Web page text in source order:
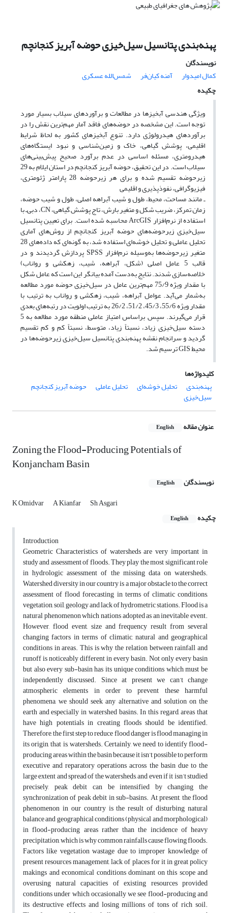
پهنه‌بندی پتانسیل سیل‌خیزی حوضه آبریز کنجانچم
نویسندگان
کمال امیدوار
آمنه کیان‌فر
شمس‌الله عسکری
چکیده
ویژگی‌ هندسی آبخیزها در مطالعات و برآوردهای سیلاب بسیار مورد
توجه است. این مشخصه در حوضه‌های فاقد آمار مهم‌ترین نقش را در
برآوردهای هیدرولوژی دارد. تنوع آبخیزهای کشور به لحاظ شرایط
اقلیمی، پوشش گیاهی، خاک و زمین‌شناسی و نبود ایستگاه‌های
هیدرومتری، مسئله اساسی در عدم برآورد صحیح پیش‌بینی‌های
سیلاب است. در این تحقیق، حوضه آبریز کنجانچم در استان ایلام به 29
زیرحوضه تقسیم شده و برای هر زیرحوضه 28 پارامتر ژئومتری،
فیزیوگرافی، نفوذپذیری و اقلیمی
ـ مانند مساحت، محیط، طول و شیب آبراهه اصلی، طول و شیب حوضه،
زمان تمرکز، ضریب شکل و متغیر بارش، تاج پوشش گیاهی، CN، دبی‌ـ با
استفاده از نرم‌افزار ArcGIS محاسبه شده است. برای تعیین پتانسیل
سیل‌خیزی زیرحوضه‌های حوضه آبریز کنجانچم از روش‌های آماری
تحلیل عاملی و تحلیل خوشه‌ای استفاده شد، به گونه‌ای که داده‌های 28
متغیر زیرحوضه‌‌ها به‌وسیله نرم‌افزار SPSS پردازش گردیدند و در
قالب 5 عامل اصلی (شکل، آبراهه، شیب، زهکشی و رواناب)
خلاصه‌سازی شدند. نتایج به‌دست آمده بیانگر این است که عامل شکل
با مقدار ویژه 75/9 مهم‌ترین عامل در سیل‌خیزی حوضه مورد مطالعه
به‌شمار می‌آید. عوامل آبراهه، شیب، زهکشی و رواناب به ترتیب با
مقدار ویژه 55/6، 45/3، 51/2، 26/2 به ترتیب اولویت در رتبه‌های بعدی
قرار می‌گیرند. سپس براساس امتیاز عاملی منطقه مورد مطالعه به 5
دسته سیل‌خیزی زیاد، نسبتاً زیاد، متوسط، نسبتاً کم و کم‌ تقسیم
‌گردید و سرانجام نقشه پهنه‌بندی پتانسیل سیل‌خیزی زیرحوضه‌ها در
محیط GIS ترسیم شد.
کلیدواژه‌ها
پهنه‌بندی
تحلیل خوشه‌ای تحلیل عاملی حوضه آبریز کنجانچم
سیل‌خیزی
عنوان مقاله English
Zoning the Flood-Producing Potentials of
Konjancham Basin
نویسندگان English
K Omidvar A Kianfar
Sh Asgari
چکیده
English
Introduction
Geometric Characteristics of watersheds are very important in
study and assessment of floods. They play the most significant role
in hydrologic assessment of the missing data on watersheds.
Watershed diversity in our country is a major obstacle to the correct
assessment of flood forecasting in terms of climatic conditions,
vegetation, soil, geology and lack of hydrometric stations. Flood is a
natural phenomenon which nations adopted as an inevitable event.
However, flood event, size and frequency result from several
changing factors in terms of climatic, natural and geographical
conditions in areas. This is why the relation between rainfall and
runoff is noticeably different in every basin. Not only every basin
but also every sub-basin has its unique conditions which must be
independently discussed. Since at present we can’t change
atmospheric elements in order to prevent these harmful
phenomena, we should seek any alternative and solution on the
earth and especially in watershed basins. In this regard, areas that
have high potentials in creating floods should be identified.
Therefore, the first step to reduce flood danger is flood managing in
its origin, that is, watersheds. Certainly, we need to identify flood-
producing areas within the basin because it isn’t possible to perform
executive and reparatory operations across the basin due to the
large extent and spread of the watersheds, and even if it isn’t studied
precisely, peak debit can be intensified by changing the
synchronization of peak debit in sub-basins. At present, the flood
phenomenon in our country is the result of disturbing natural
balance and geographical conditions (physical and morphological)
in flood-producing areas rather than the incidence of heavy
precipitation, which is why common rainfalls cause flowing floods.
Factors like vegetation wastage due to improper knowledge of
present resources management, lack of places for it in great policy
makings and economical conditions dominant on this scope and
overusing natural capacities of existing resources provided
conditions under which occasionally we see flood-producing and
its destructive effects and losing millions of tons of rich soil.